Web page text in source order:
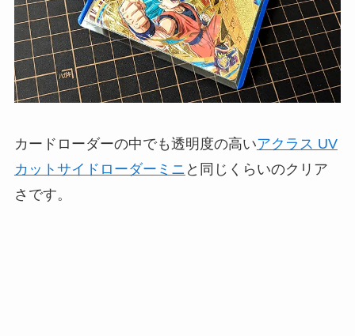
カードローダーの中でも透明度の高いアクラス UV
カットサイドローダーミニ と同じくらいのクリア
さです。